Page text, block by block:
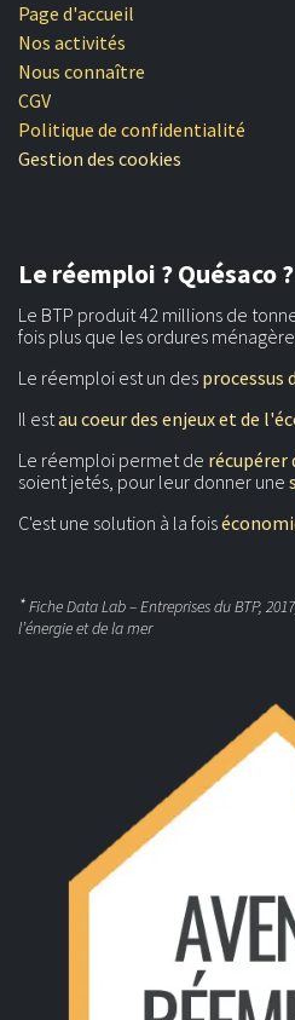
Page d'accueil
Nos activités
Nous connaître
CGV
Politique de confidentialité
Gestion des cookies
Le réemploi ? Quésaco ?
Le BTP produit 42 millions de
fois plus que les ordures
Le réemploi est un des processus
Il estau coeur des enjeux et de
Le réemploi permet de récupérer
soient jetés, pour leur donner une
C'est une solution à la fois
*Fiche Data Lab – Entreprises du BTP,
l’énergie et de la mer